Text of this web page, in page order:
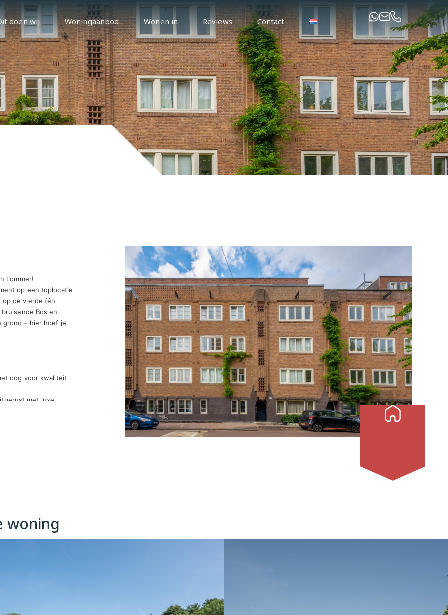
doen wij Woningaanbod Wonen in Reviews Contact
Lommer!
op een toplocatie
op de vierde (én
Bos en
grond – hier hoef je
oog voor kwaliteit
met luxe
met voldoende
afgewerkt en
en
woning